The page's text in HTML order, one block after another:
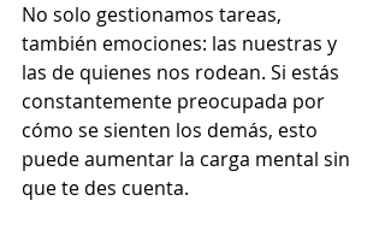
No solo gestionamos tareas,
también emociones: las nuestras y
las de quienes nos rodean. Si estás
constantemente preocupada por
cómo se sienten los demás, esto
puede aumentar la carga mental sin
que te des cuenta.